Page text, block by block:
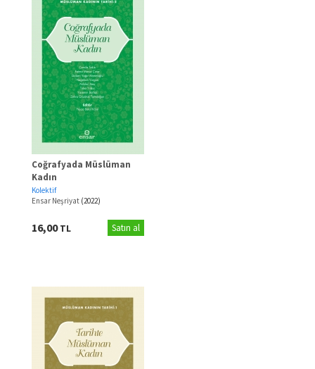
Coğrafyada Müslüman
Kadın
Kolektif
Ensar Neşriyat (2022)
16,00TL Satın al